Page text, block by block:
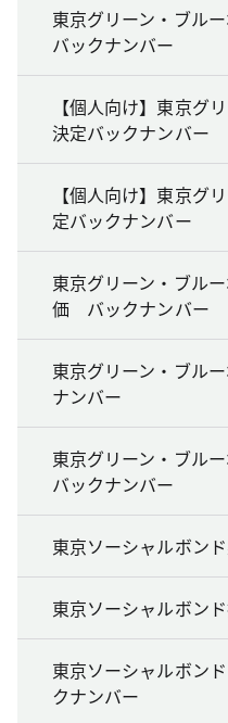
東京グリーン・ブル
バックナンバー
【個人向け】東京グ
決定バックナンバー
【個人向け】東京グ
定バックナンバー
東京グリーン・ブル
価 バックナンバー
東京グリーン・ブル
ナンバー
東京グリーン・ブル
バックナンバー
東京ソーシャルボン
東京ソーシャルボン
東京ソーシャルボン
クナンバー